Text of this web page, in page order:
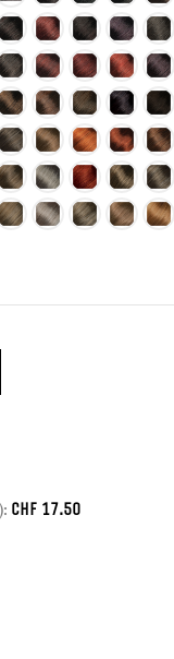
CHF 17.50